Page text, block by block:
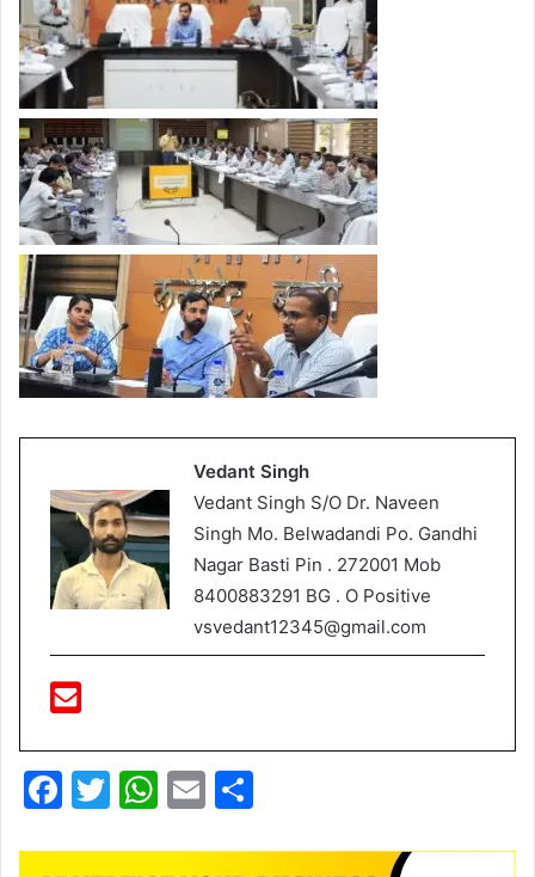
Vedant Singh
Vedant Singh S/O Dr. Naveen
Singh Mo. Belwadandi Po. Gandhi
Nagar Basti Pin . 272001 Mob
8400883291 BG . O Positive
vsvedant12345@gmail.com
F
c
T
itt
W
at
E
ai ar